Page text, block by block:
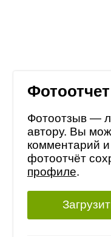
Фотоотчет
Фотоотзыв —
автору. Вы
комментарий
фотоотчёт
профиле.